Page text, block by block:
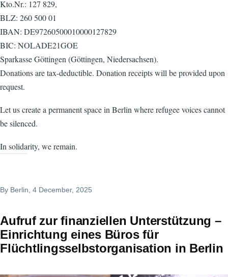
Kto.Nr.: 127 829,
BLZ: 260 500 01
IBAN: DE97260500010000127829
BIC: NOLADE21GOE
Sparkasse Göttingen (Göttingen, Niedersachsen).
Donations are tax-deductible. Donation receipts will be provided upon
request.
Let us create a permanent space in Berlin where refugee voices cannot
be silenced.
In solidarity, we remain.
By Berlin , 4 December, 2025
Aufruf zur finanziellen Unterstützung –
Einrichtung eines Büros für
Flüchtlingsselbstorganisation in Berlin